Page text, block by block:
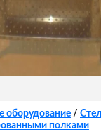
оборудование /
полками